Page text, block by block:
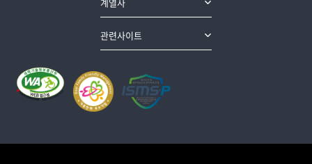
관련사이트